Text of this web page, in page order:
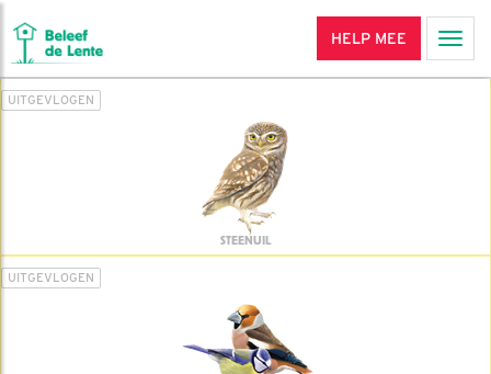
HELP MEE
UITGEVLOGEN
STEENUIL
UITGEVLOGEN